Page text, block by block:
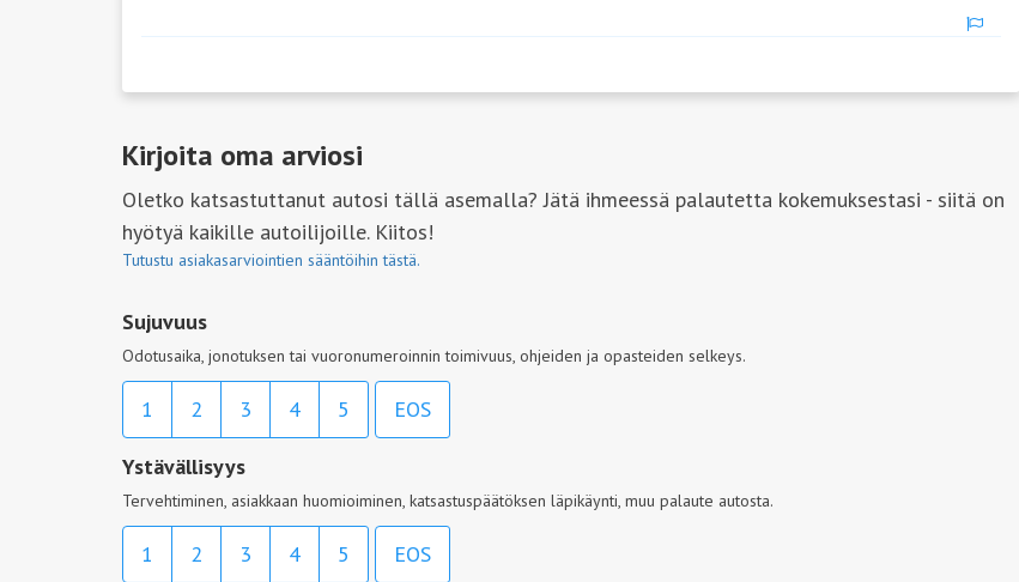
Kirjoita oma arviosi
Oletko katsastuttanut autosi tällä asemalla? Jätä ihmeessä palautetta kokemuksestasi - siitä on
hyötyä kaikille autoilijoille. Kiitos!
Tutustu asiakasarviointien sääntöihin tästä.
Sujuvuus
Odotusaika, jonotuksen tai vuoronumeroinnin toimivuus, ohjeiden ja opasteiden selkeys.
1 2 3 4 5 EOS
Ystävällisyys
Tervehtiminen, asiakkaan huomioiminen, katsastuspäätöksen läpikäynti, muu palaute autosta.
1 2 3 4 5 EOS